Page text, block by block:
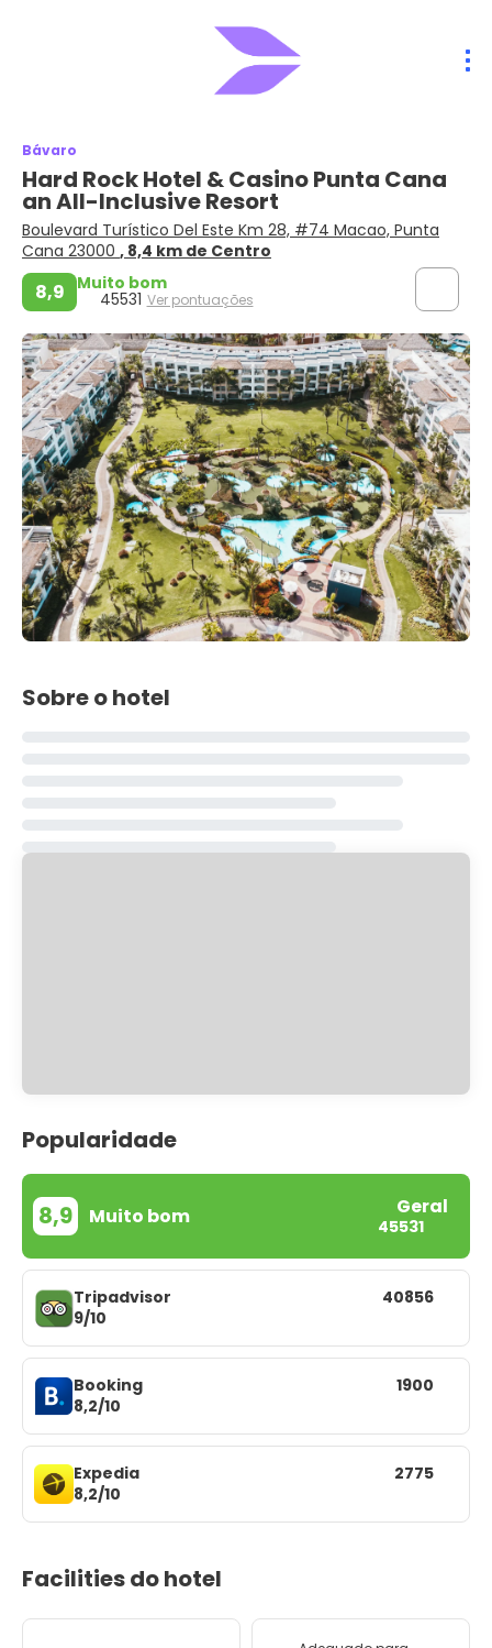
Bávaro
Hard Rock Hotel & Casino Punta Cana
an All-Inclusive Resort
Boulevard Turístico Del Este Km 28, #74 Macao, Punta
Cana 23000 , 8,4 km de Centro
8,9 Muito bom
45531 Ver pontuações
Sobre o hotel
Popularidade
8,9 Muito bom Geral
45531
Tripadvisor
9/10
40856
Booking
8,2/10
1900
Expedia
8,2/10
2775
Facilities do hotel